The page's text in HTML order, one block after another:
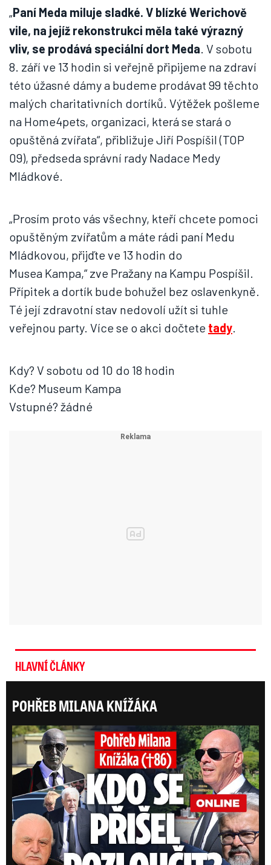
„Paní Meda miluje sladké. V blízké Werichově
vile, na jejíž rekonstrukci měla také výrazný
vliv, se prodává speciální dort Meda. V sobotu
8. září ve 13 hodin si veřejně připijeme na zdraví
této úžasné dámy a budeme prodávat 99 těchto
malých charitativních dortíků. Výtěžek pošleme
na Home4pets, organizaci, která se stará o
opuštěná zvířata“, přibližuje Jiří Pospíšil (TOP
09), předseda správní rady Nadace Medy
Mládkové.
„Prosím proto vás všechny, kteří chcete pomoci
opuštěným zvířatům a máte rádi paní Medu
Mládkovou, přijďte ve 13 hodin do
Musea Kampa,“ zve Pražany na Kampu Pospíšil.
Přípitek a dortík bude bohužel bez oslavenkyně.
Té její zdravotní stav nedovolí užít si tuhle
veřejnou party. Více se o akci dočtete tady.
Kdy? V sobotu od 10 do 18 hodin
Kde? Museum Kampa
Vstupné? žádné
HLAVNÍ ČLÁNKY
POHŘEB MILANA KNÍŽÁKA